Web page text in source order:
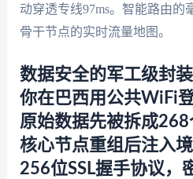
动穿透专线97ms。智能路由的
骨干节点的实时流量地图。
数据安全的军工级封装
你在巴西用公共WiFi
原始数据先被拆成
核心节点重组后注入
256位SSL握手协议，